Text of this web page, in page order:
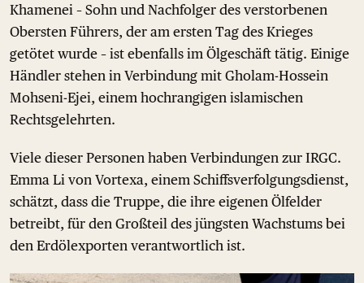
Khamenei – Sohn und Nachfolger des verstorbenen
Obersten Führers, der am ersten Tag des Krieges
getötet wurde – ist ebenfalls im Ölgeschäft tätig. Einige
Händler stehen in Verbindung mit Gholam-Hossein
Mohseni-Ejei, einem hochrangigen islamischen
Rechtsgelehrten.
Viele dieser Personen haben Verbindungen zur IRGC.
Emma Li von Vortexa, einem Schiffsverfolgungsdienst,
schätzt, dass die Truppe, die ihre eigenen Ölfelder
betreibt, für den Großteil des jüngsten Wachstums bei
den Erdölexporten verantwortlich ist.